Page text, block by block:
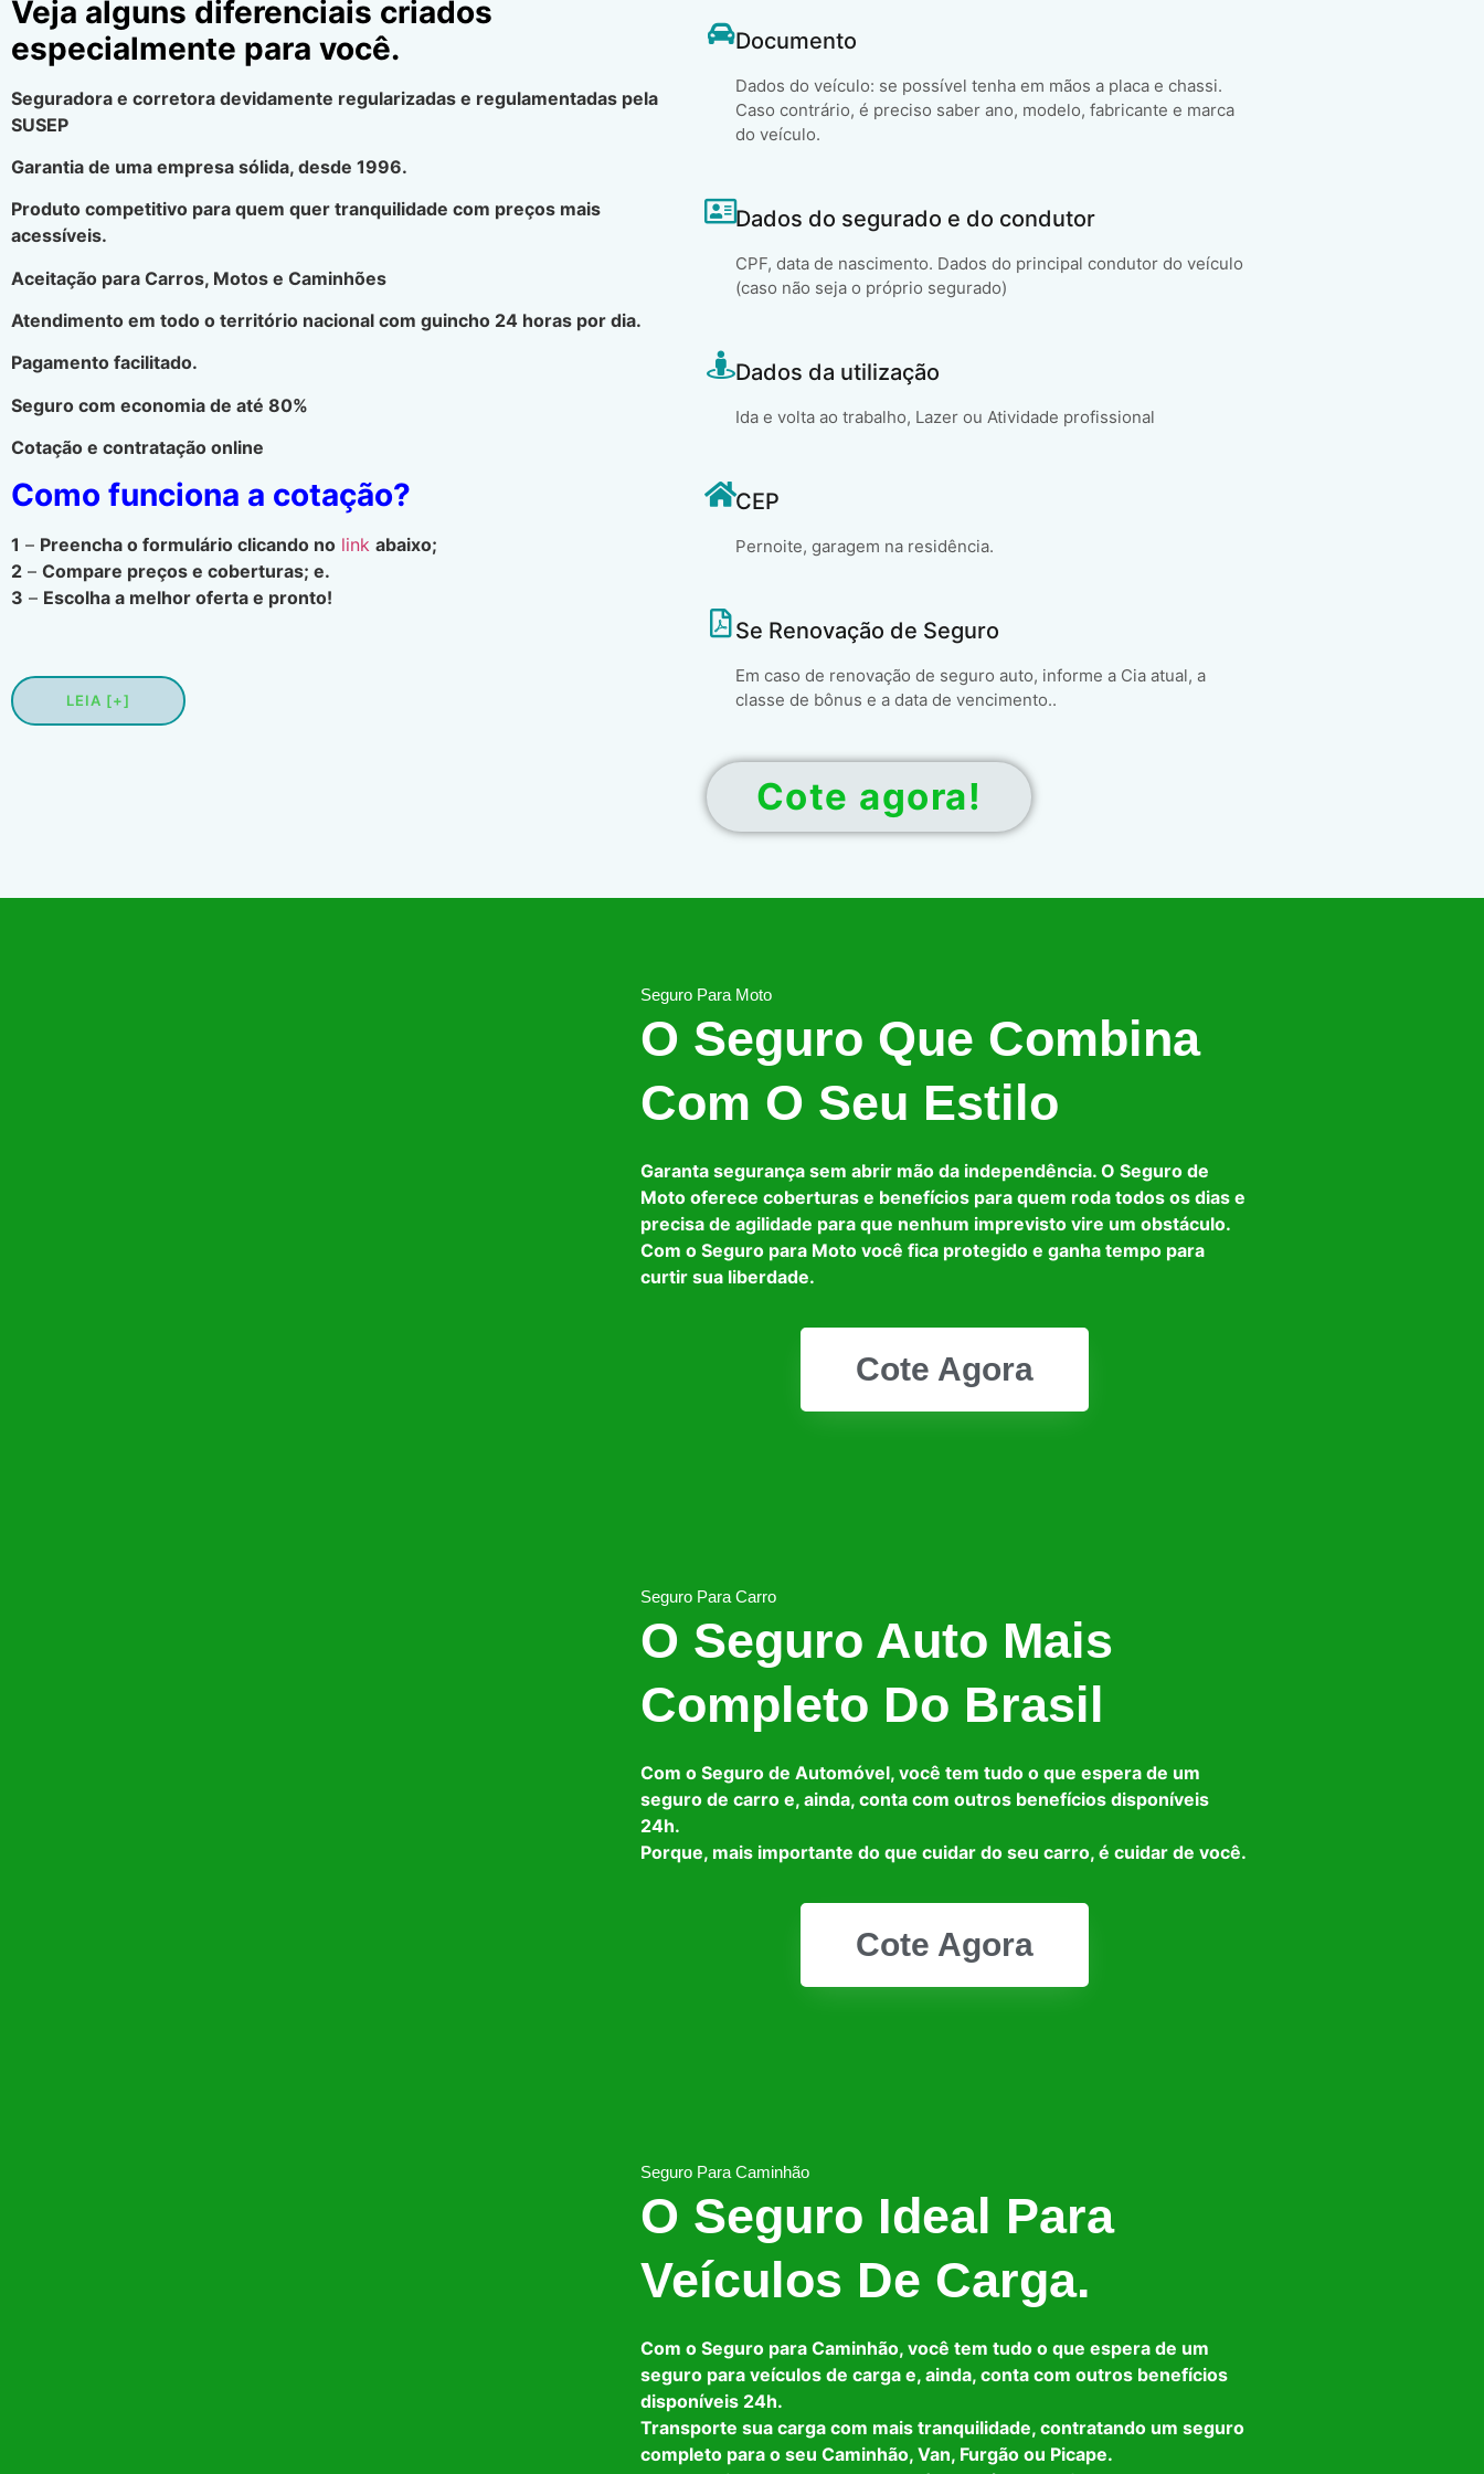
Veja alguns diferenciais criados
especialmente para você.
Seguradora e corretora devidamente regularizadas e regulamentadas pela
SUSEP
Garantia de uma empresa sólida, desde 1996.
Produto competitivo para quem quer tranquilidade com preços mais
acessíveis.
Aceitação para Carros, Motos e Caminhões
Atendimento em todo o território nacional com guincho 24 horas por dia.
Pagamento facilitado.
Seguro com economia de até 80%
Cotação e contratação online
Como funciona a cotação?
1 – Preencha o formulário clicando no link abaixo;
2 – Compare preços e coberturas; e.
3 – Escolha a melhor oferta e pronto!
LEIA [+]
Documento
Dados do veículo: se possível tenha em mãos a placa e chassi.
Caso contrário, é preciso saber ano, modelo, fabricante e marca
do veículo.
Dados do segurado e do condutor
CPF, data de nascimento. Dados do principal condutor do veículo
(caso não seja o próprio segurado)
Dados da utilização
Ida e volta ao trabalho, Lazer ou Atividade profissional
CEP
Pernoite, garagem na residência.
Se Renovação de Seguro
Em caso de renovação de seguro auto, informe a Cia atual, a
classe de bônus e a data de vencimento..
Cote agora!
Seguro Para Moto
O Seguro Que Combina
Com O Seu Estilo
Garanta segurança sem abrir mão da independência. O Seguro de
Moto oferece coberturas e benefícios para quem roda todos os dias e
precisa de agilidade para que nenhum imprevisto vire um obstáculo.
Com o Seguro para Moto você fica protegido e ganha tempo para
curtir sua liberdade.
Cote Agora
Seguro Para Carro
O Seguro Auto Mais
Completo Do Brasil
Com o Seguro de Automóvel, você tem tudo o que espera de um
seguro de carro e, ainda, conta com outros benefícios disponíveis
24h.
Porque, mais importante do que cuidar do seu carro, é cuidar de você.
Cote Agora
Seguro Para Caminhão
O Seguro Ideal Para
Veículos De Carga.
Com o Seguro para Caminhão, você tem tudo o que espera de um
seguro para veículos de carga e, ainda, conta com outros benefícios
disponíveis 24h.
Transporte sua carga com mais tranquilidade, contratando um seguro
completo para o seu Caminhão, Van, Furgão ou Picape.